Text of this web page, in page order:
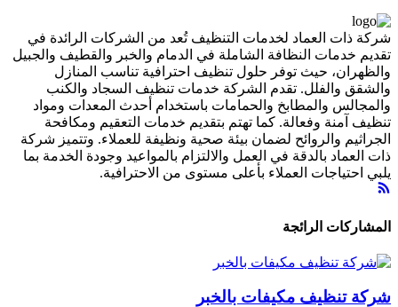
شركة ذات العماد لخدمات التنظيف تُعد من الشركات الرائدة في
تقديم خدمات النظافة الشاملة في الدمام والخبر والقطيف والجبيل
والظهران، حيث توفر حلول تنظيف احترافية تناسب المنازل
والشقق والفلل. تقدم الشركة خدمات تنظيف السجاد والكنب
والمجالس والمطابخ والحمامات باستخدام أحدث المعدات ومواد
تنظيف آمنة وفعالة. كما تهتم بتقديم خدمات التعقيم ومكافحة
الجراثيم والروائح لضمان بيئة صحية ونظيفة للعملاء. وتتميز شركة
ذات العماد بالدقة في العمل والالتزام بالمواعيد وجودة الخدمة بما
يلبي احتياجات العملاء بأعلى مستوى من الاحترافية.
المشاركات الرائجة
شركة تنظيف مكيفات بالخبر